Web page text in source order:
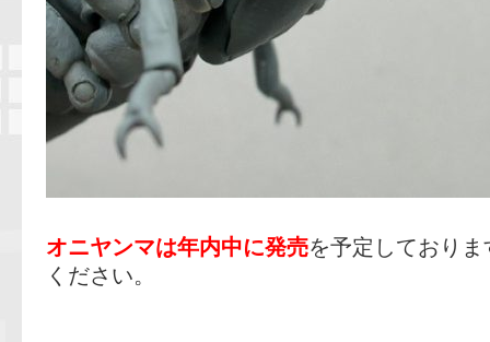
オニヤンマは年内中に発売を予定しており
ください。